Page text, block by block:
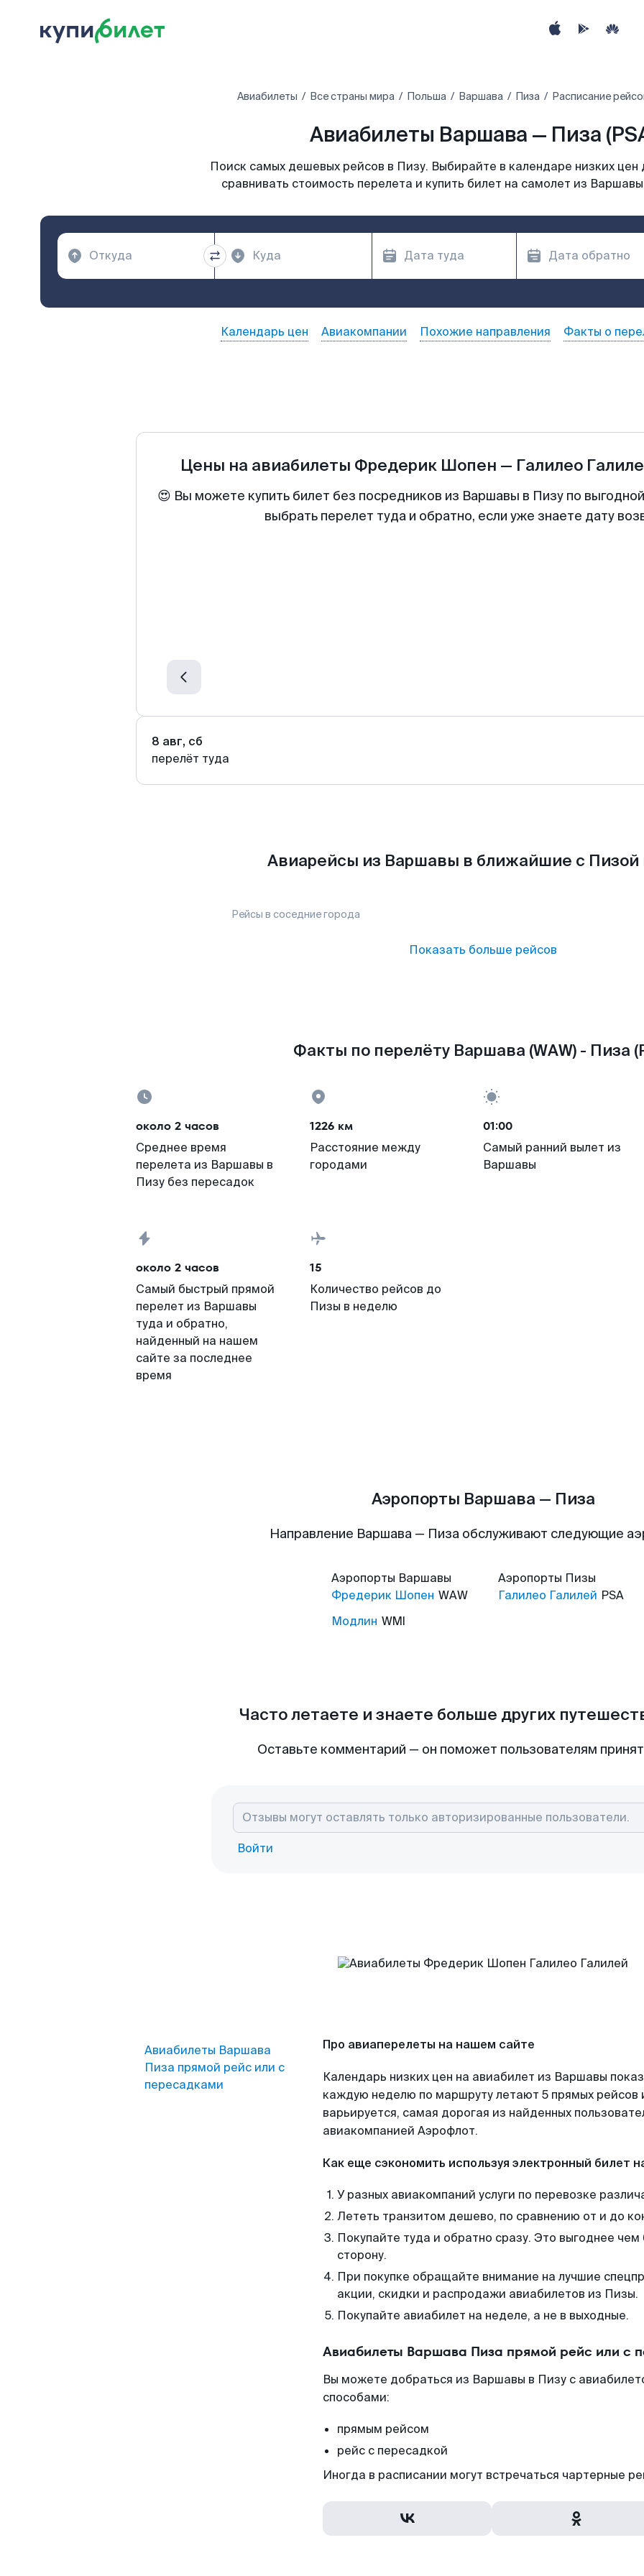
Авиабилеты Все страны мира Польша Варшава Пиза Расписание
Авиабилеты Варшава — Пиза
Поиск самых дешевых рейсов в Пизу. Выбирайте в календаре низких цен
сравнивать стоимость перелета и купить билет на самолет из
Календарь цен Авиакомпании Похожие направления Факты о
Цены на авиабилеты Фредерик Шопен — Галилео
😍 Вы можете купить билет без посредников из Варшавы в Пизу по
выбрать перелет туда и обратно, если уже знаете дату
8 авг, сб
перелёт туда
Авиарейсы из Варшавы в ближайшие с Пизой
Рейсы в соседние города
Показать больше рейсов
Факты по перелёту Варшава (WAW) - Пиза
около 2 часов
Среднее время
перелета из Варшавы в
Пизу без пересадок
1226 км
Расстояние между
городами
01:00
Самый ранний вылет из
Варшавы
около 2 часов
Самый быстрый прямой
перелет из Варшавы
туда и обратно,
найденный на нашем
сайте за последнее
время
15
Количество рейсов до
Пизы в неделю
Аэропорты Варшава — Пиза
Направление Варшава — Пиза обслуживают следующие
Аэропорты Варшавы
Фредерик Шопен WAW
Модлин WMI
Аэропорты Пизы
Галилео Галилей PSA
Часто летаете и знаете больше других
Оставьте комментарий — он поможет пользователям
Войти
Авиабилеты Варшава
Пиза прямой рейс или с
пересадками
Про авиаперелеты на нашем сайте
Календарь низких цен на авиабилет из Варшавы
каждую неделю по маршруту летают 5 прямых рейсов
варьируется, самая дорогая из найденных
авиакомпанией Аэрофлот.
Как еще сэкономить используя электронный билет
У разных авиакомпаний услуги по перевозке
Лететь транзитом дешево, по сравнению от и до
Покупайте туда и обратно сразу. Это выгоднее
сторону.
При покупке обращайте внимание на лучшие
акции, скидки и распродажи авиабилетов из Пизы.
Покупайте авиабилет на неделе, а не в выходные.
Авиабилеты Варшава Пиза прямой рейс или с
Вы можете добраться из Варшавы в Пизу с
способами:
прямым рейсом
рейс с пересадкой
Иногда в расписании могут встречаться чартерные